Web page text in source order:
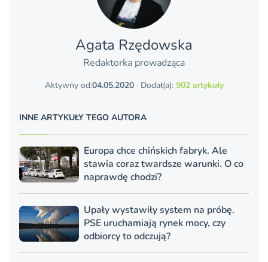
Agata Rzędowska
Redaktorka prowadząca
Aktywny od:04.05.2020· Dodał(a): 902 artykuły
INNE ARTYKUŁY TEGO AUTORA
Europa chce chińskich fabryk. Ale
stawia coraz twardsze warunki. O co
naprawdę chodzi?
Upały wystawiły system na próbę.
PSE uruchamiają rynek mocy, czy
odbiorcy to odczują?